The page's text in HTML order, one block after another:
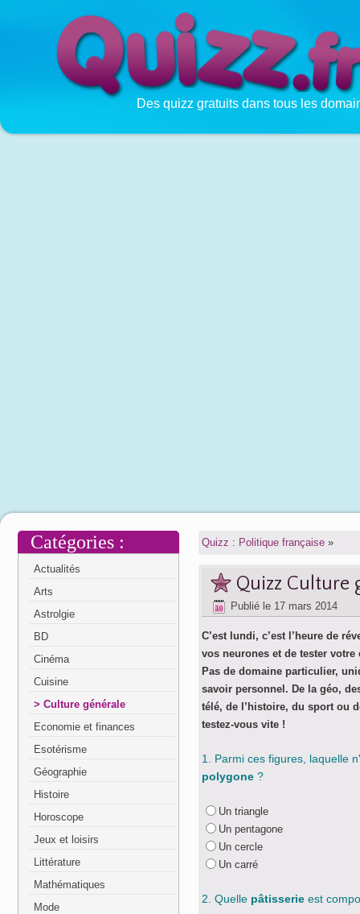
Des quizz gratuits dans tous les
Catégories :
Actualités
Arts
Astrolgie
BD
Cinéma
Cuisine
Culture générale
Economie et finances
Esotérisme
Géographie
Histoire
Horoscope
Jeux et loisirs
Littérature
Mathématiques
Mode
Quizz : Politique française »
Quizz Culture
Publié le 17 mars 2014
C’est lundi, c’est l’heure de
vos neurones et de tester votre
Pas de domaine particulier,
savoir personnel. De la géo,
télé, de l’histoire, du sport ou
testez-vous vite !
1. Parmi ces figures, laquelle
polygone ?
Un triangle
Un pentagone
Un cercle
Un carré
2. Quelle pâtisserie est